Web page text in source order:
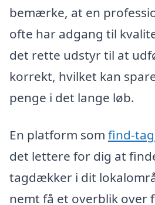
bemærke, at en
ofte har adgang til
det rette udstyr til at
korrekt, hvilket kan
penge i det lange løb.
En platform som find-
det lettere for dig at
tagdækker i dit
nemt få et overblik over